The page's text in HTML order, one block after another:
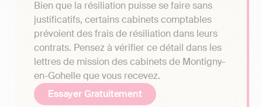
Bien que la résiliation puisse se faire sans
justificatifs, certains cabinets comptables
prévoient des frais de résiliation dans leurs
contrats. Pensez à vérifier ce détail dans les
lettres de mission des cabinets de Montigny-
en-Gohelle que vous recevez.
Essayer Gratuitement